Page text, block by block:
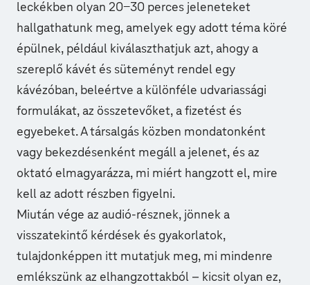
leckékben olyan 20-30 perces jeleneteket
hallgathatunk meg, amelyek egy adott téma köré
épülnek, például kiválaszthatjuk azt, ahogy a
szereplő kávét és süteményt rendel egy
kávézóban, beleértve a különféle udvariassági
formulákat, az összetevőket, a fizetést és
egyebeket. A társalgás közben mondatonként
vagy bekezdésenként megáll a jelenet, és az
oktató elmagyarázza, mi miért hangzott el, mire
kell az adott részben figyelni.
Miután vége az audió-résznek, jönnek a
visszatekintő kérdések és gyakorlatok,
tulajdonképpen itt mutatjuk meg, mi mindenre
emlékszünk az elhangzottakból – kicsit olyan ez,